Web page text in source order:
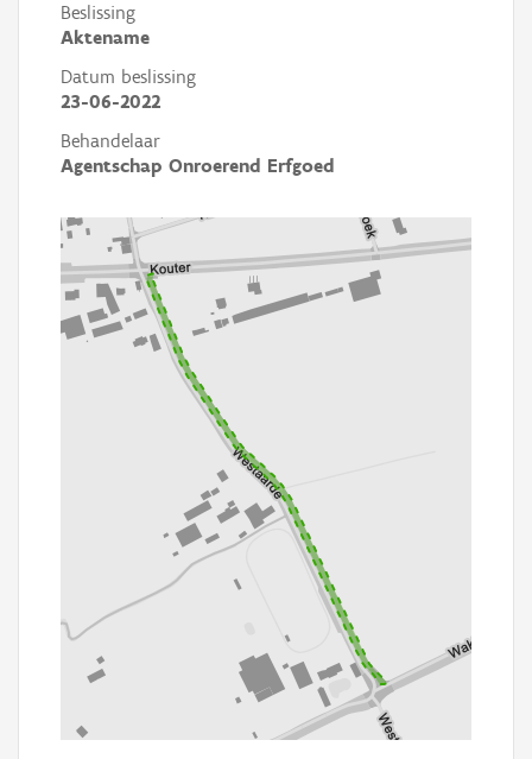
Beslissing
Aktename
Datum beslissing
23-06-2022
Behandelaar
Agentschap Onroerend Erfgoed